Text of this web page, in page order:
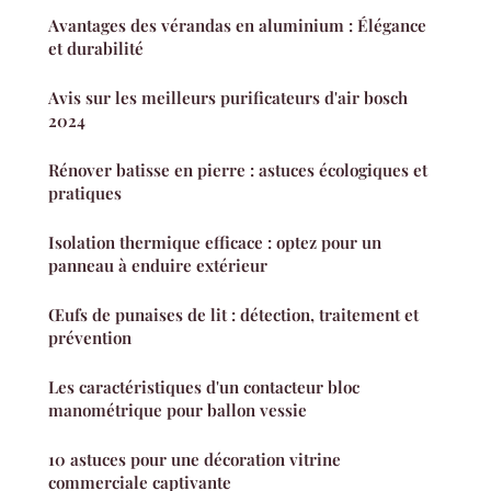
Avantages des vérandas en aluminium : Élégance
et durabilité
Avis sur les meilleurs purificateurs d'air bosch
2024
Rénover batisse en pierre : astuces écologiques et
pratiques
Isolation thermique efficace : optez pour un
panneau à enduire extérieur
Œufs de punaises de lit : détection, traitement et
prévention
Les caractéristiques d'un contacteur bloc
manométrique pour ballon vessie
10 astuces pour une décoration vitrine
commerciale captivante